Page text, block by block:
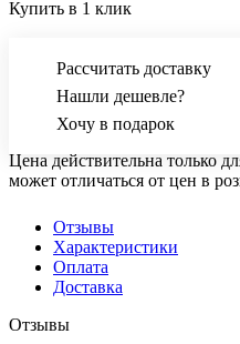
Купить в 1 клик
Рассчитать доставку
Нашли дешевле?
Хочу в подарок
Цена действительна только
может отличаться от цен в
Отзывы
Характеристики
Оплата
Доставка
Отзывы